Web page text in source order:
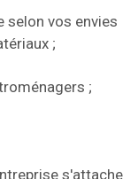
selon vos envies
;
;
s'attache